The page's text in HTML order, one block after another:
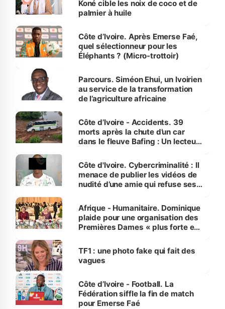
Koné cible les noix de coco et de
palmier à huile
Côte d’Ivoire. Après Emerse Faé,
quel sélectionneur pour les
Éléphants ? (Micro-trottoir)
Parcours. Siméon Ehui, un Ivoirien
au service de la transformation
de l’agriculture africaine
Côte d’Ivoire - Accidents. 39
morts après la chute d’un car
dans le fleuve Bafing : Un lecteur
des Transports
Côte d'Ivoire. Cybercriminalité : Il
menace de publier les vidéos de
nudité d’une amie qui refuse ses
Afrique - Humanitaire. Dominique
plaide pour une organisation des
Premières Dames « plus forte et
sur la scène internationale »
TF1 : une photo fake qui fait des
vagues
Côte d’Ivoire - Football. La
Fédération siffle la fin de match
pour Emerse Faé